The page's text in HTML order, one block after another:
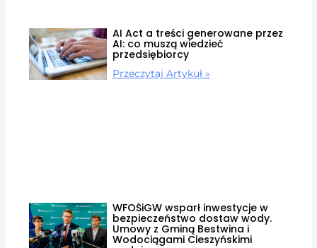
AI Act a treści generowane przez
AI: co muszą wiedzieć
przedsiębiorcy
Przeczytaj Artykuł »
WFOŚiGW wsparł inwestycje w
bezpieczeństwo dostaw wody.
Umowy z Gminą Bestwina i
Wodociągami Cieszyńskimi